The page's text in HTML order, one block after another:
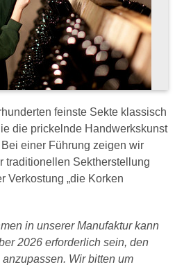
feinste Sekte klassisch
die prickelnde Handwerkskunst
einer Führung zeigen wir
traditionellen Sektherstellung
Verkostung „die Korken
in unserer Manufaktur kann
2026 erforderlich sein, den
Wir bitten um